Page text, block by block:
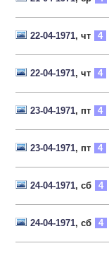
22-04-1971, чт 4
22-04-1971, чт 4
23-04-1971, пт 4
23-04-1971, пт 4
24-04-1971, сб 4
24-04-1971, сб 4